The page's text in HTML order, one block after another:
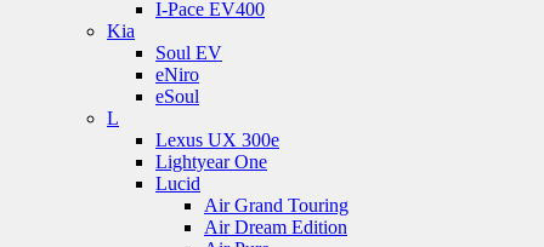
I-Pace EV400
Kia
Soul EV
eNiro
eSoul
L
Lexus UX 300e
Lightyear One
Lucid
Air Grand Touring
Air Dream Edition